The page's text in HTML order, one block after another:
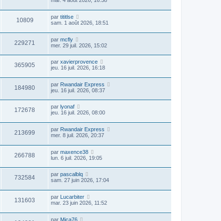
10809 par tititlse
sam. 1 août 2026, 18:51
229271 par mcfly
mer. 29 juil. 2026, 15:02
365905 par xavierprovence
jeu. 16 juil. 2026, 16:18
184980 par Rwandair Express
jeu. 16 juil. 2026, 08:37
172678 par lyonaf
jeu. 16 juil. 2026, 08:00
213699 par Rwandair Express
mer. 8 juil. 2026, 20:37
266788 par maxence38
lun. 6 juil. 2026, 19:05
732584 par pascalblq
sam. 27 juin 2026, 17:04
131603 par Lucarbiter
mar. 23 juin 2026, 11:52
par Mica76